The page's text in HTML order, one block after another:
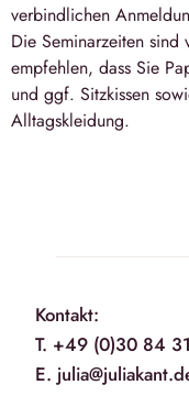
verbindlichen
Die Seminarzeiten
empfehlen, dass Sie
und ggf. Sitzkissen
Alltagskleidung.
Kontakt:
T. +49 (0)30 84
E.